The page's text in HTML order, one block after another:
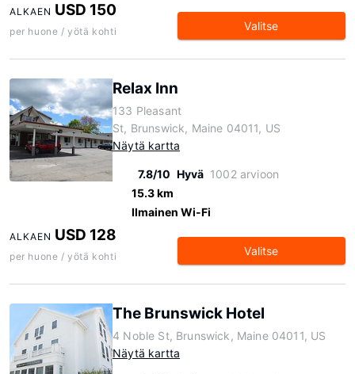
ALKAEN USD 150
per huone / yötä kohti Valitse
Relax Inn
133 Pleasant
St, Brunswick, Maine 04011, US
Näytä kartta
7.8/10 Hyvä 1002 arvioon
15.3 km
Ilmainen Wi-Fi
ALKAEN USD 128
per huone / yötä kohti Valitse
The Brunswick Hotel
4 Noble St, Brunswick, Maine 04011, US
Näytä kartta